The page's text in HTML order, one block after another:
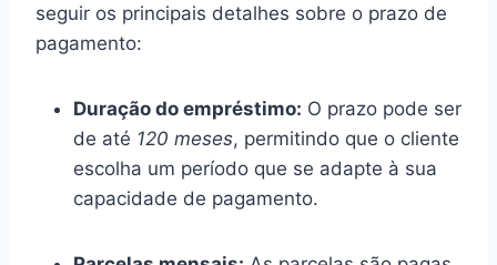
seguir os principais detalhes sobre o prazo de
pagamento:
Duração do empréstimo: O prazo pode ser
de até 120 meses, permitindo que o cliente
escolha um período que se adapte à sua
capacidade de pagamento.